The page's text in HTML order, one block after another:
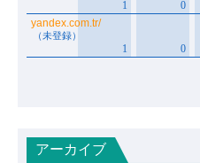
アーカイブ